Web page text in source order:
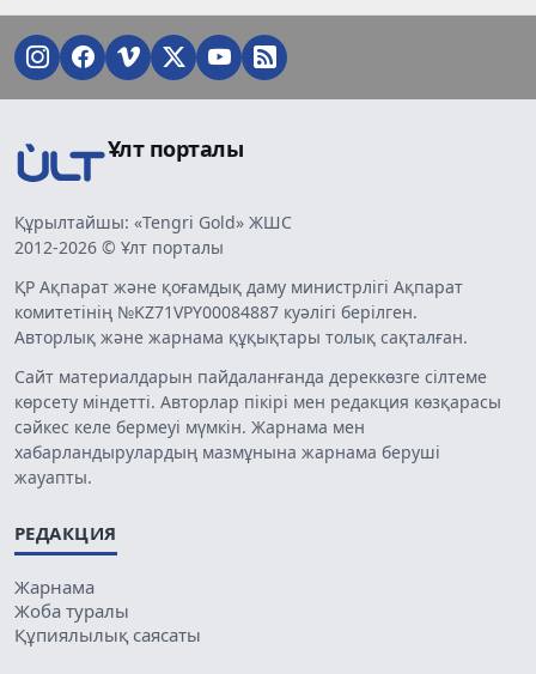
Ұлт порталы
Құрылтайшы: «Tengri Gold» ЖШС
2012-2026 © Ұлт порталы
ҚР Ақпарат және қоғамдық даму министрлігі Ақпарат
комитетінің №KZ71VPY00084887 куәлігі берілген.
Авторлық және жарнама құқықтары толық сақталған.
Сайт материалдарын пайдаланғанда дереккөзге сілтеме
көрсету міндетті. Авторлар пікірі мен редакция көзқарасы
сәйкес келе бермеуі мүмкін. Жарнама мен
хабарландырулардың мазмұнына жарнама беруші
жауапты.
РЕДАКЦИЯ
Жарнама
Жоба туралы
Құпиялылық саясаты